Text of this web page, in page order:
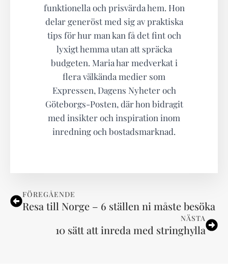
funktionella och prisvärda hem. Hon
delar generöst med sig av praktiska
tips för hur man kan få det fint och
lyxigt hemma utan att spräcka
budgeten. Maria har medverkat i
flera välkända medier som
Expressen, Dagens Nyheter och
Göteborgs-Posten, där hon bidragit
med insikter och inspiration inom
inredning och bostadsmarknad.
FÖREGÅENDE
Resa till Norge – 6 ställen ni måste besöka
NÄSTA
10 sätt att inreda med stringhylla